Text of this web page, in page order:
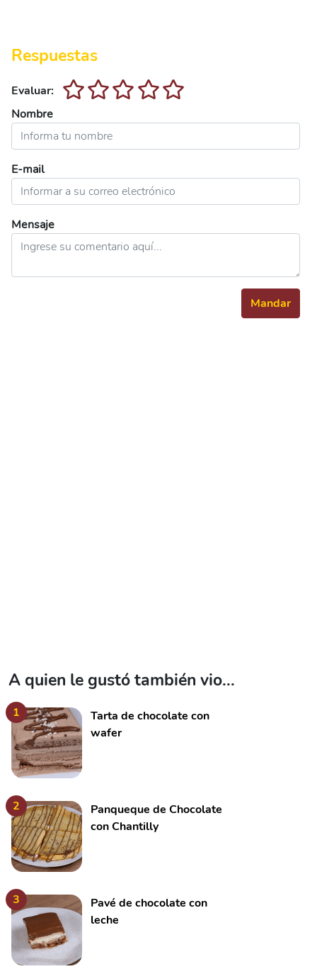
Respuestas
Evaluar:
Nombre
E-mail
Mensaje
Mandar
A quien le gustó también vio...
1
Tarta de chocolate con
wafer
2
Panqueque de Chocolate
con Chantilly
3
Pavé de chocolate con
leche